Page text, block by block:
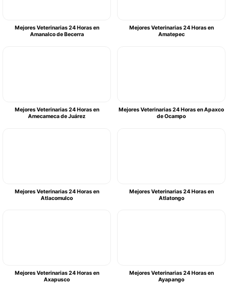
Mejores Veterinarias 24 Horas en
Amanalco de Becerra
Mejores Veterinarias 24 Horas en
Amatepec
Mejores Veterinarias 24 Horas en
Amecameca de Juárez
Mejores Veterinarias 24 Horas en Apaxco
de Ocampo
Mejores Veterinarias 24 Horas en
Atlacomulco
Mejores Veterinarias 24 Horas en
Atlatongo
Mejores Veterinarias 24 Horas en
Axapusco
Mejores Veterinarias 24 Horas en
Ayapango